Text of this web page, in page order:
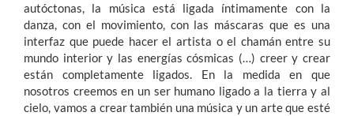
autóctonas, la música está ligada íntimamente con la
danza, con el movimiento, con las máscaras que es una
interfaz que puede hacer el artista o el chamán entre su
mundo interior y las energías cósmicas (…) creer y crear
están completamente ligados. En la medida en que
nosotros creemos en un ser humano ligado a la tierra y al
cielo, vamos a crear también una música y un arte que esté